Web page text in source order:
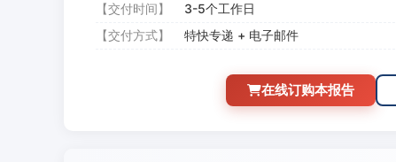
【交付时间】
3-5个工作日
【交付方式】
特快专递 + 电子邮件
在线订购本报告